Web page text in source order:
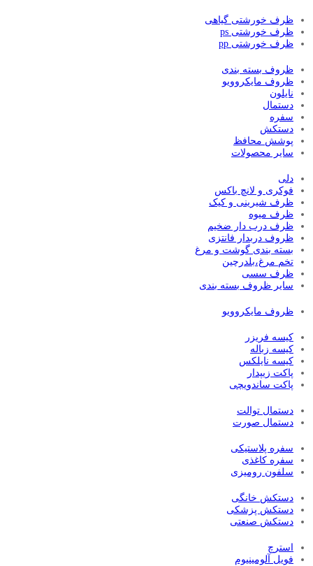
ظرف خورشتی گیاهی
ظرف خورشتی ps
ظرف خورشتی pp
ظروف بسته بندی
ظروف مایکروویو
نایلون
دستمال
سفره
دستکش
پوشش محافظ
سایر محصولات
دلی
فوکری و لانچ باکس
ظرف شیرینی و کیک
ظرف میوه
ظرف درب دار ضخیم
ظروف دربدار فانتزی
بسته بندی گوشت و مرغ
تخم مرغ،بلدرچین
ظرف سسی
سایر ظروف بسته بندی
ظروف مایکروویو
کیسه فریزر
کیسه زباله
کیسه نایلکس
پاکت زیپدار
پاکت ساندویچی
دستمال توالت
دستمال صورت
سفره پلاستیکی
سفره کاغذی
سلفون رومیزی
دستکش خانگی
دستکش پزشکی
دستکش صنعتی
استرچ
فویل آلومینیوم